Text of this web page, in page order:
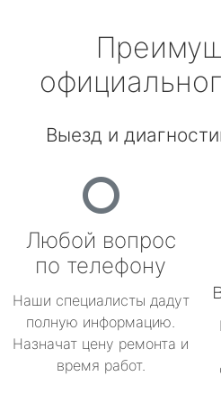
Выезд и
Любой вопрос
по телефону
Наши специалисты дадут
полную информацию.
Назначат цену ремонта и
время работ.